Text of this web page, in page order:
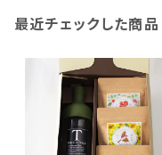
最近チェックした商品